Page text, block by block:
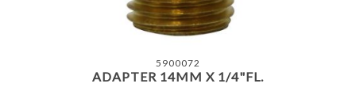
5900072
ADAPTER 14MM X 1/4"FL.